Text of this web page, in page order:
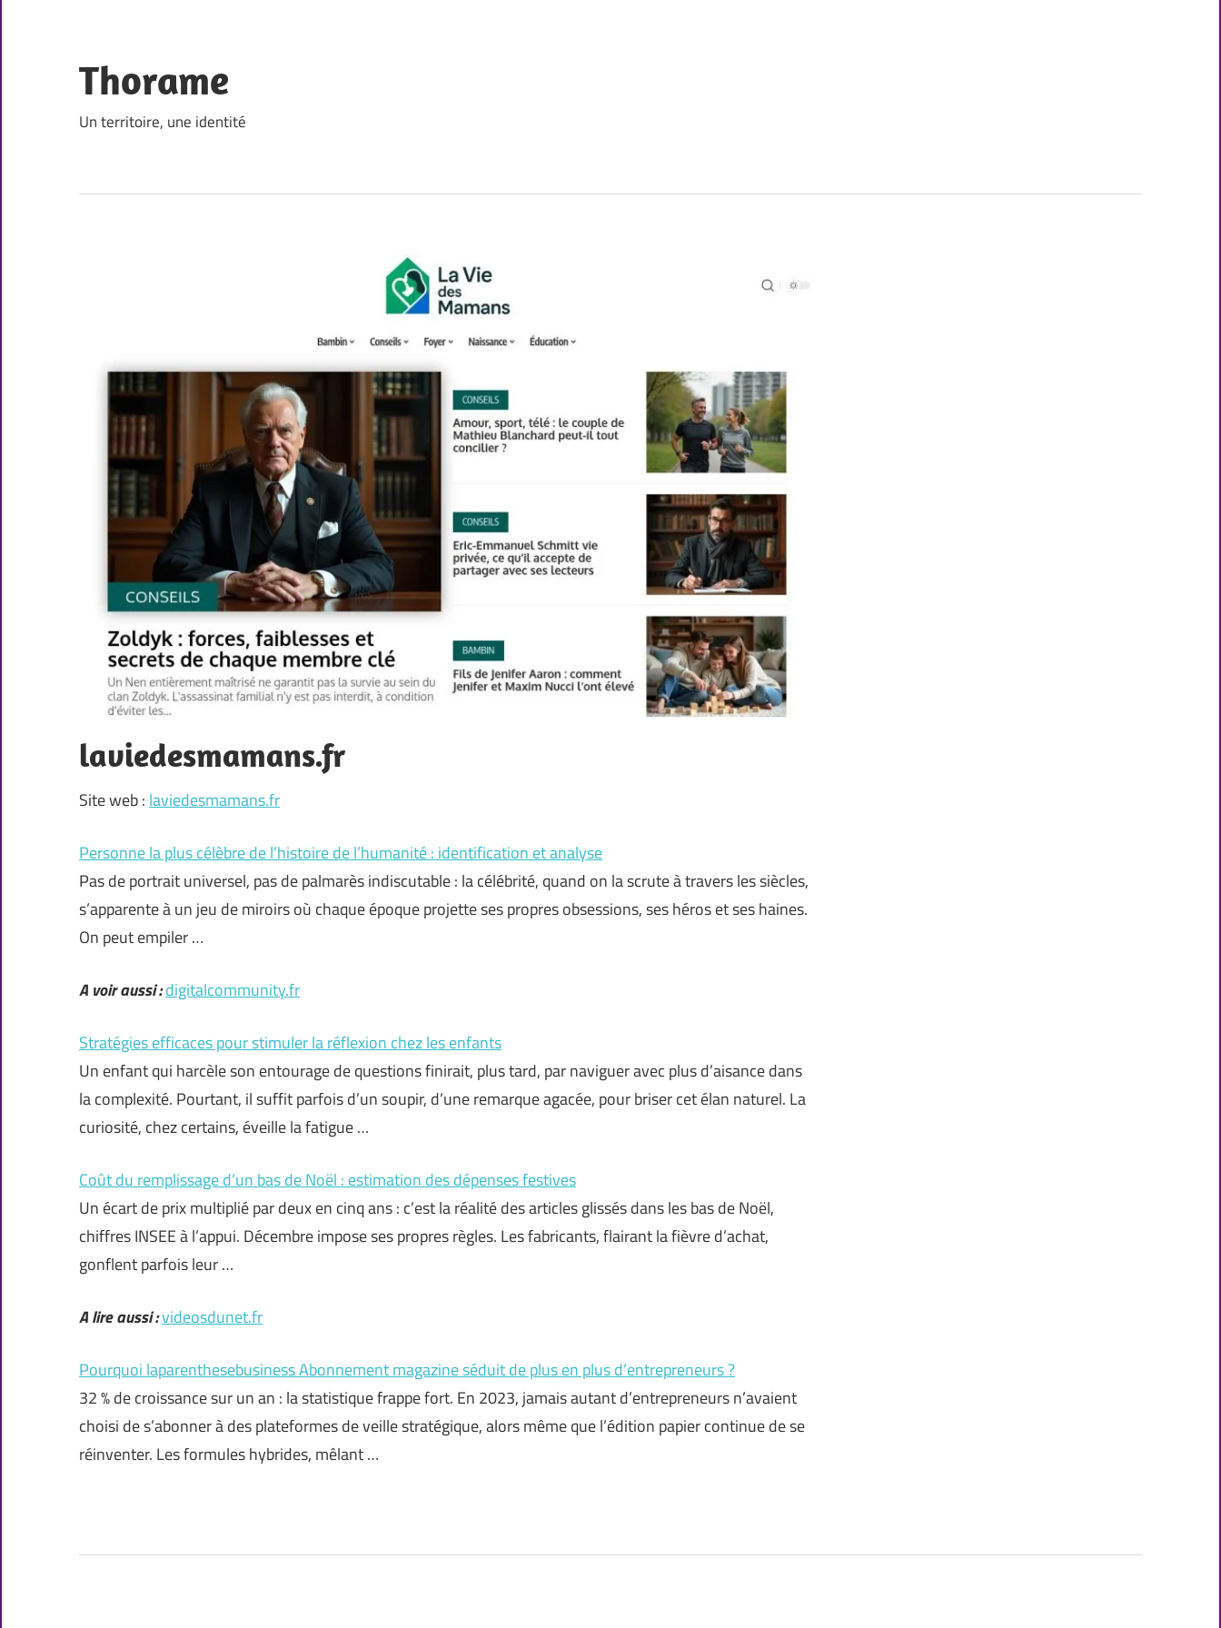
content
Thorame
Un territoire, une identité
laviedesmamans.fr
Site web : laviedesmamans.fr
Personne la plus célèbre de l’histoire de l’humanité : identification et analyse
Pas de portrait universel, pas de palmarès indiscutable : la célébrité, quand on la scrute à travers les siècles,
s’apparente à un jeu de miroirs où chaque époque projette ses propres obsessions, ses héros et ses haines.
On peut empiler …
A voir aussi :digitalcommunity.fr
Stratégies efficaces pour stimuler la réflexion chez les enfants
Un enfant qui harcèle son entourage de questions finirait, plus tard, par naviguer avec plus d’aisance dans
la complexité. Pourtant, il suffit parfois d’un soupir, d’une remarque agacée, pour briser cet élan naturel. La
curiosité, chez certains, éveille la fatigue …
Coût du remplissage d’un bas de Noël : estimation des dépenses festives
Un écart de prix multiplié par deux en cinq ans : c’est la réalité des articles glissés dans les bas de Noël,
chiffres INSEE à l’appui. Décembre impose ses propres règles. Les fabricants, flairant la fièvre d’achat,
gonflent parfois leur …
A lire aussi :videosdunet.fr
Pourquoi laparenthesebusiness Abonnement magazine séduit de plus en plus d’entrepreneurs ?
32 % de croissance sur un an : la statistique frappe fort. En 2023, jamais autant d’entrepreneurs n’avaient
choisi de s’abonner à des plateformes de veille stratégique, alors même que l’édition papier continue de se
réinventer. Les formules hybrides, mêlant …